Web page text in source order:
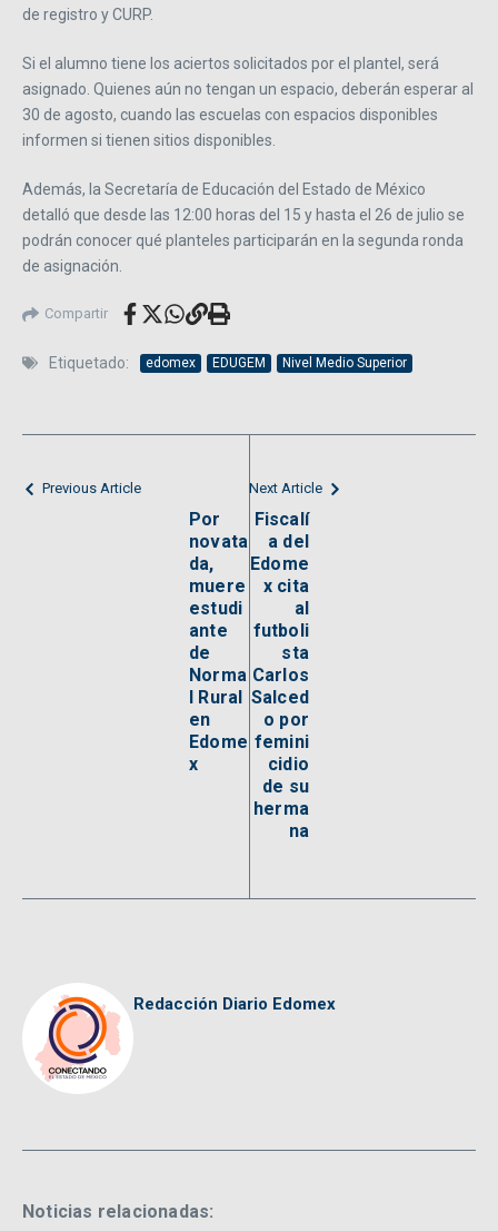
de registro y CURP.
Si el alumno tiene los aciertos solicitados por el plantel, será
asignado. Quienes aún no tengan un espacio, deberán esperar al
30 de agosto, cuando las escuelas con espacios disponibles
informen si tienen sitios disponibles.
Además, la Secretaría de Educación del Estado de México
detalló que desde las 12:00 horas del 15 y hasta el 26 de julio se
podrán conocer qué planteles participarán en la segunda ronda
de asignación.
Compartir
Etiquetado: edomex EDUGEM Nivel Medio Superior
Previous Article
Por
novata
da,
muere
estudi
ante
de
Norma
l Rural
en
Edome
x
Next Article
Fiscalí
a del
Edome
x cita
al
futboli
sta
Carlos
Salced
o por
femini
cidio
de su
herma
na
Redacción Diario Edomex
Noticias relacionadas: